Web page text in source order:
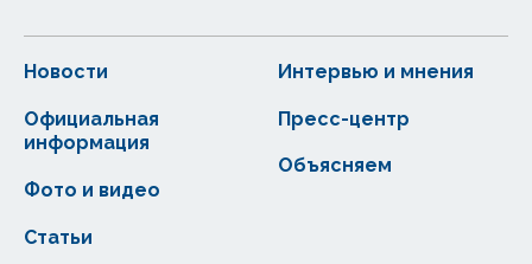
Новости
Статьи
Официальная
информация
Интервью и мнения
Фото и видео
Пресс-центр
Объясняем